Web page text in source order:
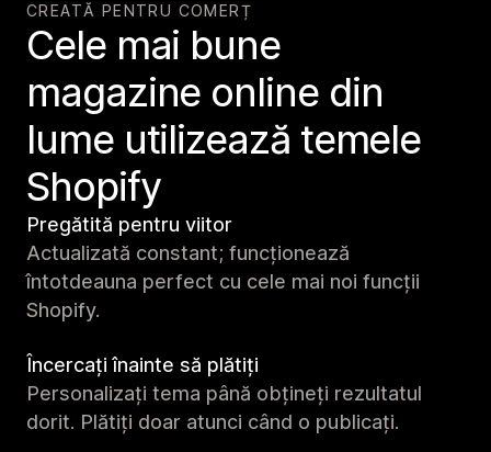
CREATĂ PENTRU COMERȚ
Cele mai bune
magazine online din
lume utilizează temele
Shopify
Pregătită pentru viitor
Actualizată constant; funcționează
întotdeauna perfect cu cele mai noi funcții
Shopify.
Încercați înainte să plătiți
Personalizați tema până obțineți rezultatul
dorit. Plătiți doar atunci când o publicați.